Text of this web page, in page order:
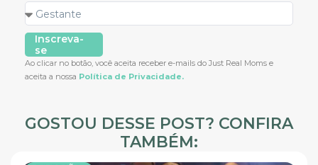
Inscreva-
se
Ao clicar no botão, você aceita receber e-mails do Just Real Moms e
aceita a nossa Política de Privacidade.
GOSTOU DESSE POST? CONFIRA
TAMBÉM: